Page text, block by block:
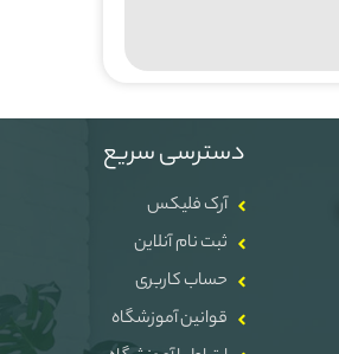
دسترسی سریع
آرک فلیکس
ثبت نام آنلاین
حساب کاربری
قوانین آموزشگاه